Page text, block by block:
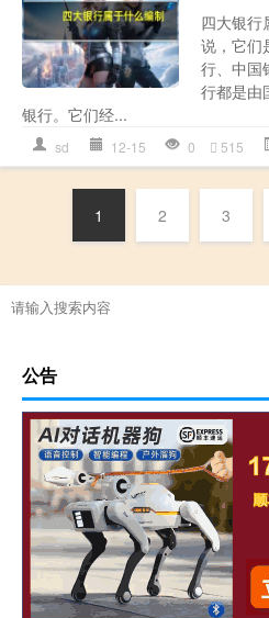
四大银行
说，它们
行、中国
行都是由
银行。它们经...
sd 12-15 0 515
1 2 3
公告